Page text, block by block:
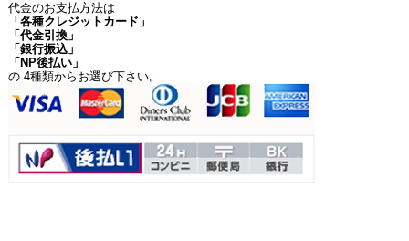
代金のお支払方法は
「各種クレジットカード」
「代金引換」
「銀行振込」
「NP後払い」
の 4種類からお選び下さい。